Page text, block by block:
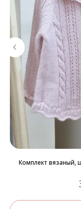
Комплект вязаный,